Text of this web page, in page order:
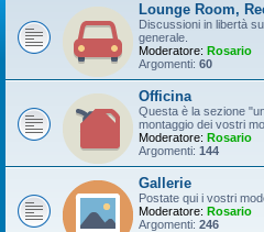
Lounge Room,
Discussioni in libertà
generale.
Moderatore: Rosario
Argomenti: 60
Officina
Questa è la sezione
montaggio dei vostri
Moderatore: Rosario
Argomenti: 144
Gallerie
Postate qui i vostri
Moderatore: Rosario
Argomenti: 246